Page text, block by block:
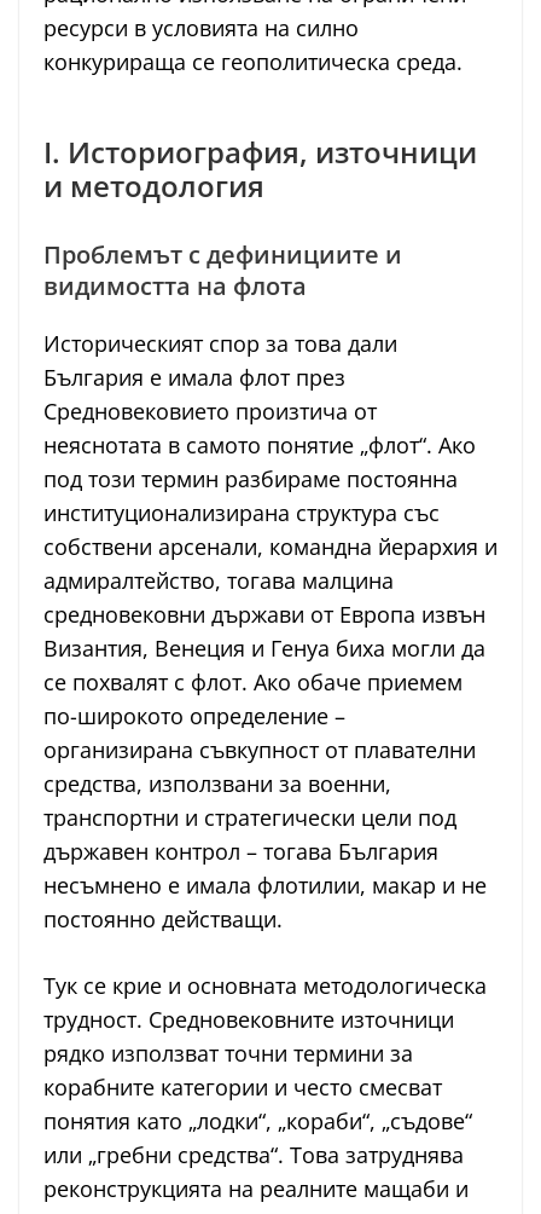
ресурси в условията на силно
конкурираща се геополитическа среда.
I. Историография, източници
и методология
Проблемът с дефинициите и
видимостта на флота
Историческият спор за това дали
България е имала флот през
Средновековието произтича от
неяснотата в самото понятие „флот“. Ако
под този термин разбираме постоянна
институционализирана структура със
собствени арсенали, командна йерархия и
адмиралтействo, тогава малцина
средновековни държави от Европа извън
Византия, Венеция и Генуа биха могли да
се похвалят с флот. Ако обаче приемем
по-широкото определение –
организирана съвкупност от плавателни
средства, използвани за военни,
транспортни и стратегически цели под
държавен контрол – тогава България
несъмнено е имала флотилии, макар и не
постоянно действащи.
Тук се крие и основната методологическа
трудност. Средновековните източници
рядко използват точни термини за
корабните категории и често смесват
понятия като „лодки“, „кораби“, „съдове“
или „гребни средства“. Това затруднява
реконструкцията на реалните мащаби и